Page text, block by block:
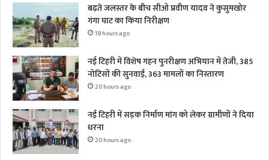
बढ़ते जलस्तर के बीच सीओ प्रवीण यादव ने कुसुमखोर
गंगा घाट का किया निरीक्षण
19 hours ago
नई टिहरी में विशेष गहन पुनरीक्षण अभियान में तेजी, 385
नोटिसों की सुनवाई, 363 मामलों का निस्तारण
20 hours ago
नई टिहरी में सड़क निर्माण मांग को लेकर ग्रामीणों ने दिया
धरना
20 hours ago